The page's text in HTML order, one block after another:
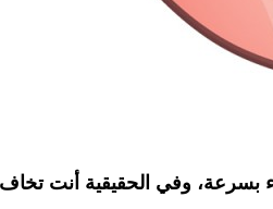
وفي الحقيقية أنت تخاف